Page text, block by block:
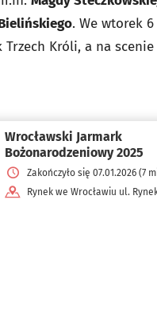
. We wtorek
Króli, a na scenie
Wrocławski Jarmark
Bożonarodzeniowy 2025
Zakończyło się 07.01.2026 (7
Rynek we Wrocławiu ul.